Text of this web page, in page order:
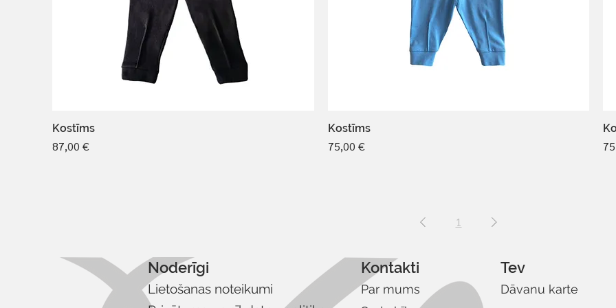
Kostīms
Cena
87,00 €
Kostīms
Cena
75,00 €
1
Noderīgi
Lietošanas noteikumi
Kontakti
Par mums
Tev
Dāvanu karte